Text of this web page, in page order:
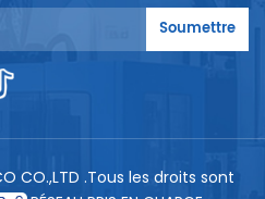
Soumettre
CO.,LTD .Tous les droits sont